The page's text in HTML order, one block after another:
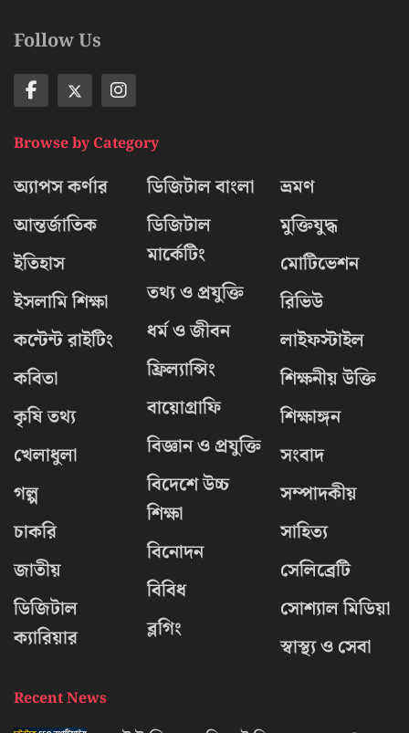
Follow Us
Browse by Category
অ্যাপস কর্ণার
আন্তর্জাতিক
ইতিহাস
ইসলামি শিক্ষা
কন্টেন্ট রাইটিং
কবিতা
কৃষি তথ্য
খেলাধুলা
গল্প
চাকরি
জাতীয়
ডিজিটাল
ক্যারিয়ার
ডিজিটাল বাংলা
ডিজিটাল
মার্কেটিং
তথ্য ও প্রযুক্তি
ধর্ম ও জীবন
ফ্রিল্যান্সিং
বায়োগ্রাফি
বিজ্ঞান ও প্রযুক্তি
বিদেশে উচ্চ
শিক্ষা
বিনোদন
বিবিধ
ব্লগিং
ভ্রমণ
মুক্তিযুদ্ধ
মোটিভেশন
রিভিউ
লাইফস্টাইল
শিক্ষনীয় উক্তি
শিক্ষাঙ্গন
সংবাদ
সম্পাদকীয়
সাহিত্য
সেলিব্রেটি
সোশ্যাল মিডিয়া
স্বাস্থ্য ও সেবা
Recent News